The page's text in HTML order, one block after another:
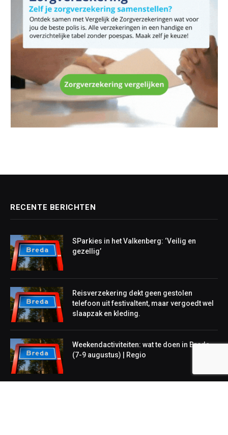
RECENTE BERICHTEN
SParkies in het Valkenberg: ‘Veilig en
gezellig’
Reisverzekering dekt geen gestolen
telefoon uit festivaltent, maar vergoedt wel
slaapzak en kleding.
Weekendactiviteiten: wat te doen in Breda
(7-9 augustus) | Regio